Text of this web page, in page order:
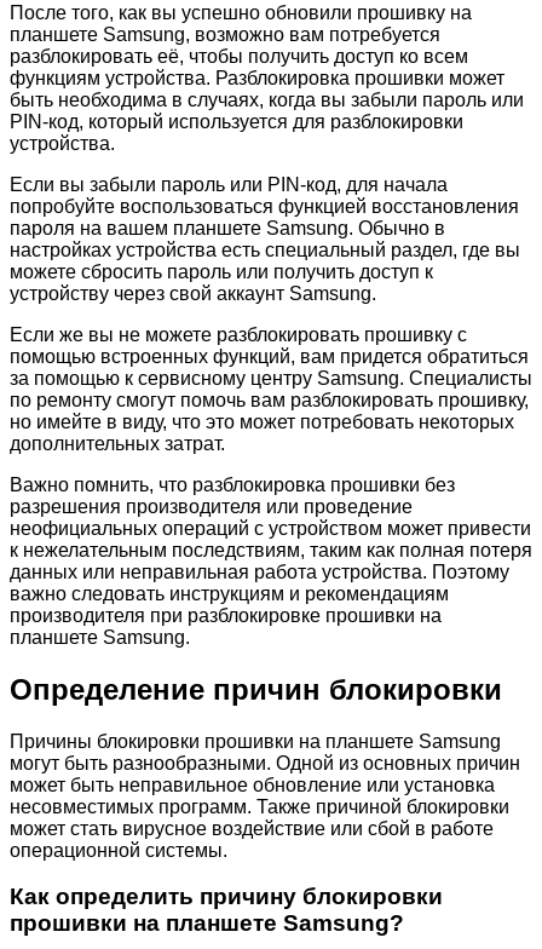
После того, как вы успешно обновили прошивку на
планшете Samsung, возможно вам потребуется
разблокировать её, чтобы получить доступ ко всем
функциям устройства. Разблокировка прошивки может
быть необходима в случаях, когда вы забыли пароль или
PIN-код, который используется для разблокировки
устройства.
Если вы забыли пароль или PIN-код, для начала
попробуйте воспользоваться функцией восстановления
пароля на вашем планшете Samsung. Обычно в
настройках устройства есть специальный раздел, где вы
можете сбросить пароль или получить доступ к
устройству через свой аккаунт Samsung.
Если же вы не можете разблокировать прошивку с
помощью встроенных функций, вам придется обратиться
за помощью к сервисному центру Samsung. Специалисты
по ремонту смогут помочь вам разблокировать прошивку,
но имейте в виду, что это может потребовать некоторых
дополнительных затрат.
Важно помнить, что разблокировка прошивки без
разрешения производителя или проведение
неофициальных операций с устройством может привести
к нежелательным последствиям, таким как полная потеря
данных или неправильная работа устройства. Поэтому
важно следовать инструкциям и рекомендациям
производителя при разблокировке прошивки на
планшете Samsung.
Определение причин блокировки
Причины блокировки прошивки на планшете Samsung
могут быть разнообразными. Одной из основных причин
может быть неправильное обновление или установка
несовместимых программ. Также причиной блокировки
может стать вирусное воздействие или сбой в работе
операционной системы.
Как определить причину блокировки
прошивки на планшете Samsung?